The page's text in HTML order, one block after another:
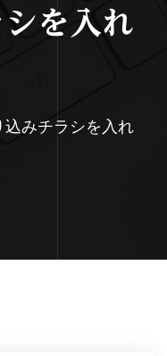
を入れ
みチラシを入れ